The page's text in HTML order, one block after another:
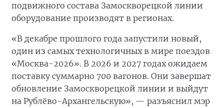
подвижного состава Замоскворецкой линии
оборудование производят в регионах.
«В декабре прошлого года запустили новый,
один из самых технологичных в мире поездов
«Москва-2026». В 2026 и 2027 годах ожидаем
поставку суммарно 700 вагонов. Они завершат
обновление Замоскворецкой линии и выйдут
на Рублёво-Архангельскую», — разъяснил мэр